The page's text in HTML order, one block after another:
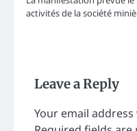
activités de la société
Leave a Reply
Your email